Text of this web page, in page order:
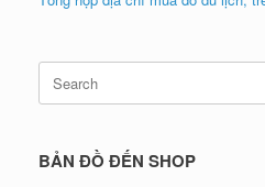
Search
for:
BẢN ĐỒ ĐẾN SHOP